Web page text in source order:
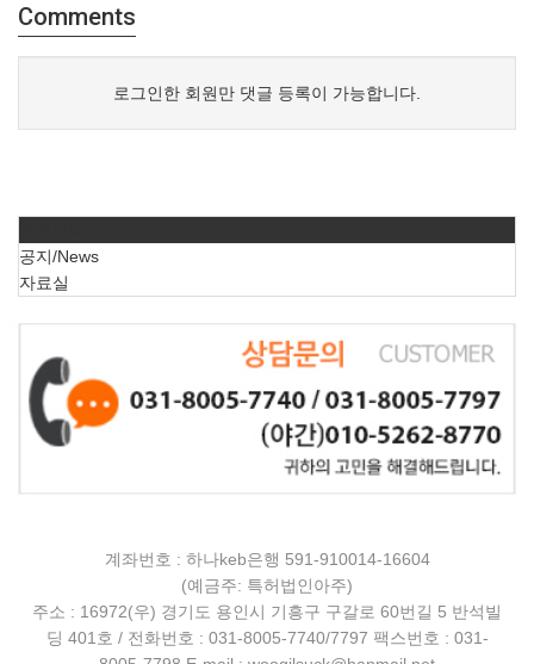
Comments
로그인한 회원만 댓글 등록이 가능합니다.
공지/News
자료실
계좌번호 : 하나keb은행 591-910014-16604
(예금주: 특허법인아주)
주소 : 16972(우) 경기도 용인시 기흥구 구갈로 60번길 5 반석빌
딩 401호 / 전화번호 : 031-8005-7740/7797 팩스번호 : 031-